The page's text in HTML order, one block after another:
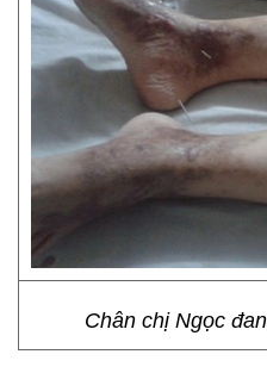
Chân chị Ngọc